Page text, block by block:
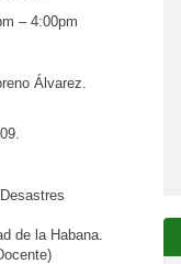
– 4:00pm
Álvarez.
de la Habana.